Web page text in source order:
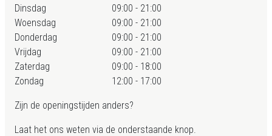
Dinsdag
09:00 - 21:00
Woensdag
09:00 - 21:00
Donderdag
09:00 - 21:00
Vrijdag
09:00 - 21:00
Zaterdag
09:00 - 18:00
Zondag
12:00 - 17:00
Zijn de openingstijden anders?
Laat het ons weten via de onderstaande knop.